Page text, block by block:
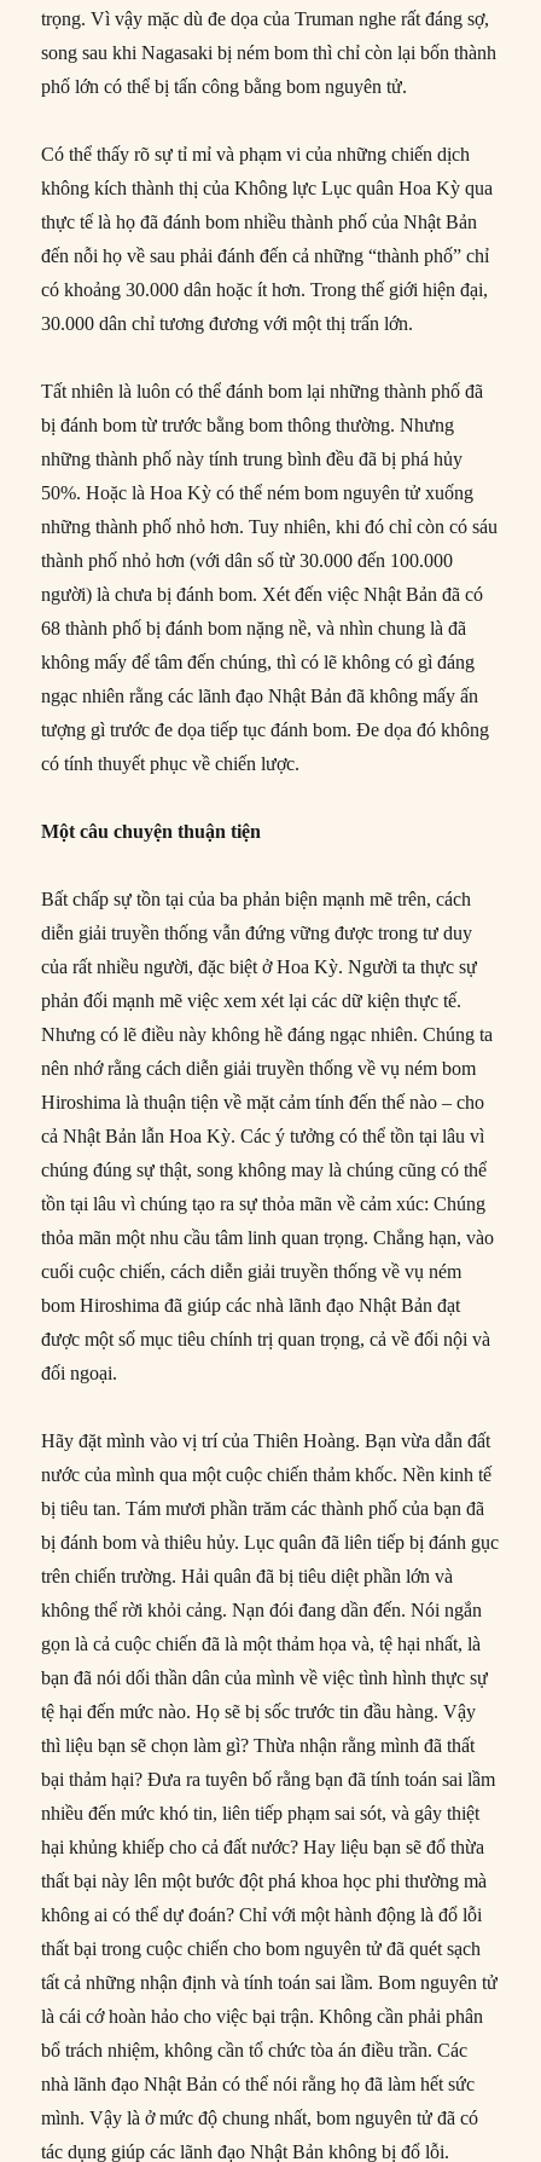
trọng. Vì vậy mặc dù đe dọa của Truman nghe rất đáng sợ,
song sau khi Nagasaki bị ném bom thì chỉ còn lại bốn thành
phố lớn có thể bị tấn công bằng bom nguyên tử.
Có thể thấy rõ sự tỉ mỉ và phạm vi của những chiến dịch
không kích thành thị của Không lực Lục quân Hoa Kỳ qua
thực tế là họ đã đánh bom nhiều thành phố của Nhật Bản
đến nỗi họ về sau phải đánh đến cả những “thành phố” chỉ
có khoảng 30.000 dân hoặc ít hơn. Trong thế giới hiện đại,
30.000 dân chỉ tương đương với một thị trấn lớn.
Tất nhiên là luôn có thể đánh bom lại những thành phố đã
bị đánh bom từ trước bằng bom thông thường. Nhưng
những thành phố này tính trung bình đều đã bị phá hủy
50%. Hoặc là Hoa Kỳ có thể ném bom nguyên tử xuống
những thành phố nhỏ hơn. Tuy nhiên, khi đó chỉ còn có sáu
thành phố nhỏ hơn (với dân số từ 30.000 đến 100.000
người) là chưa bị đánh bom. Xét đến việc Nhật Bản đã có
68 thành phố bị đánh bom nặng nề, và nhìn chung là đã
không mấy để tâm đến chúng, thì có lẽ không có gì đáng
ngạc nhiên rằng các lãnh đạo Nhật Bản đã không mấy ấn
tượng gì trước đe dọa tiếp tục đánh bom. Đe dọa đó không
có tính thuyết phục về chiến lược.
Một câu chuyện thuận tiện
Bất chấp sự tồn tại của ba phản biện mạnh mẽ trên, cách
diễn giải truyền thống vẫn đứng vững được trong tư duy
của rất nhiều người, đặc biệt ở Hoa Kỳ. Người ta thực sự
phản đối mạnh mẽ việc xem xét lại các dữ kiện thực tế.
Nhưng có lẽ điều này không hề đáng ngạc nhiên. Chúng ta
nên nhớ rằng cách diễn giải truyền thống về vụ ném bom
Hiroshima là thuận tiện về mặt cảm tính đến thế nào – cho
cả Nhật Bản lẫn Hoa Kỳ. Các ý tưởng có thể tồn tại lâu vì
chúng đúng sự thật, song không may là chúng cũng có thể
tồn tại lâu vì chúng tạo ra sự thỏa mãn về cảm xúc: Chúng
thỏa mãn một nhu cầu tâm linh quan trọng. Chẳng hạn, vào
cuối cuộc chiến, cách diễn giải truyền thống về vụ ném
bom Hiroshima đã giúp các nhà lãnh đạo Nhật Bản đạt
được một số mục tiêu chính trị quan trọng, cả về đối nội và
đối ngoại.
Hãy đặt mình vào vị trí của Thiên Hoàng. Bạn vừa dẫn đất
nước của mình qua một cuộc chiến thảm khốc. Nền kinh tế
bị tiêu tan. Tám mươi phần trăm các thành phố của bạn đã
bị đánh bom và thiêu hủy. Lục quân đã liên tiếp bị đánh gục
trên chiến trường. Hải quân đã bị tiêu diệt phần lớn và
không thể rời khỏi cảng. Nạn đói đang dần đến. Nói ngắn
gọn là cả cuộc chiến đã là một thảm họa và, tệ hại nhất, là
bạn đã nói dối thần dân của mình về việc tình hình thực sự
tệ hại đến mức nào. Họ sẽ bị sốc trước tin đầu hàng. Vậy
thì liệu bạn sẽ chọn làm gì? Thừa nhận rằng mình đã thất
bại thảm hại? Đưa ra tuyên bố rằng bạn đã tính toán sai lầm
nhiều đến mức khó tin, liên tiếp phạm sai sót, và gây thiệt
hại khủng khiếp cho cả đất nước? Hay liệu bạn sẽ đổ thừa
thất bại này lên một bước đột phá khoa học phi thường mà
không ai có thể dự đoán? Chỉ với một hành động là đổ lỗi
thất bại trong cuộc chiến cho bom nguyên tử đã quét sạch
tất cả những nhận định và tính toán sai lầm. Bom nguyên tử
là cái cớ hoàn hảo cho việc bại trận. Không cần phải phân
bổ trách nhiệm, không cần tổ chức tòa án điều trần. Các
nhà lãnh đạo Nhật Bản có thể nói rằng họ đã làm hết sức
mình. Vậy là ở mức độ chung nhất, bom nguyên tử đã có
tác dụng giúp các lãnh đạo Nhật Bản không bị đổ lỗi.